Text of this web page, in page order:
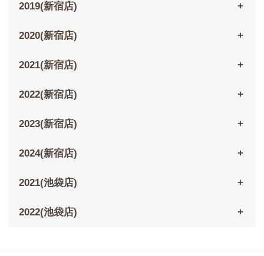
2019(新宿店)
2020(新宿店)
2021(新宿店)
2022(新宿店)
2023(新宿店)
2024(新宿店)
2021(池袋店)
2022(池袋店)